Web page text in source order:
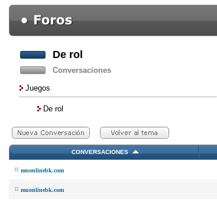
De rol
Conversaciones
Juegos
De rol
CONVERSACIONES
muonlinebk.com
muonlinebk.com